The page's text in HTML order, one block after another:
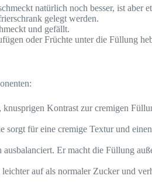
natürlich noch besser, ist aber
gelegt werden.
und gefällt.
oder Früchte unter die Füllung
Kontrast zur cremigen
für eine cremige Textur und
Er macht die Füllung
auf als normaler Zucker und